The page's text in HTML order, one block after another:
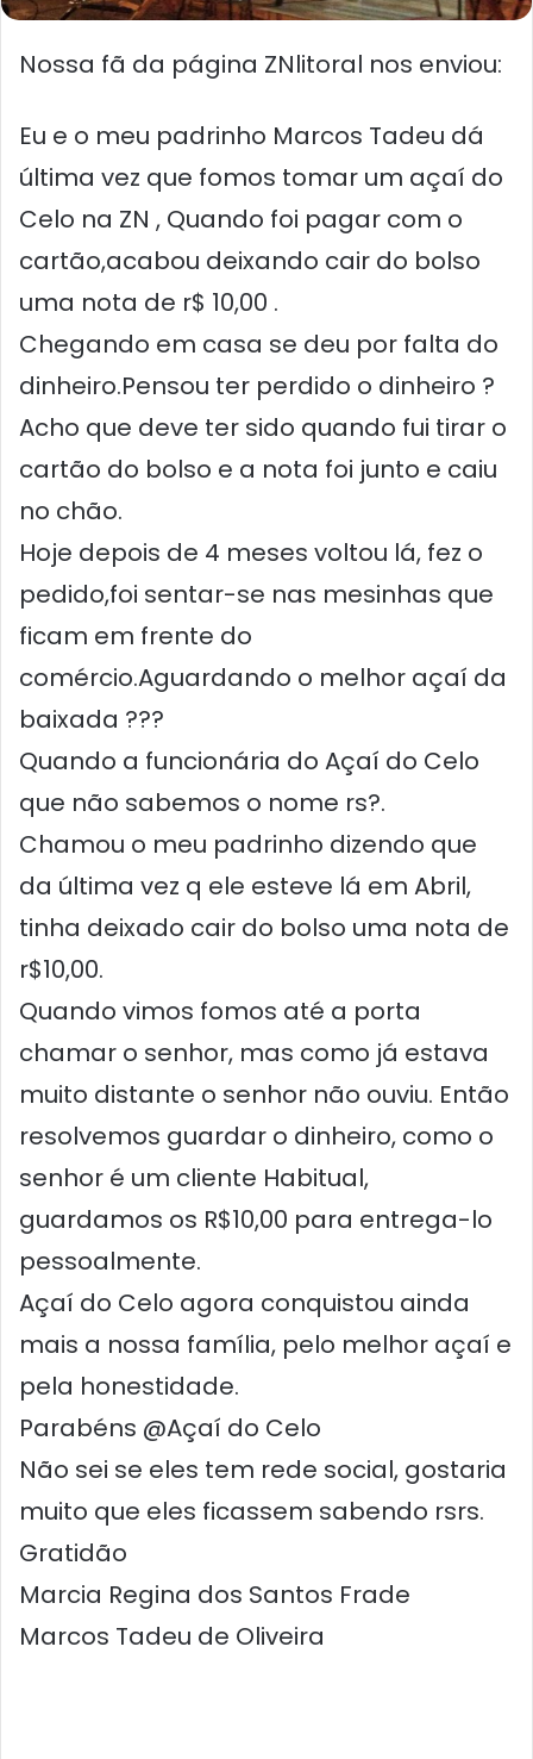
Nossa fã da página ZNlitoral nos enviou:
Eu e o meu padrinho Marcos Tadeu dá
última vez que fomos tomar um açaí do
Celo na ZN , Quando foi pagar com o
cartão,acabou deixando cair do bolso
uma nota de r$ 10,00 .
Chegando em casa se deu por falta do
dinheiro.Pensou ter perdido o dinheiro ?
Acho que deve ter sido quando fui tirar o
cartão do bolso e a nota foi junto e caiu
no chão.
Hoje depois de 4 meses voltou lá, fez o
pedido,foi sentar-se nas mesinhas que
ficam em frente do
comércio.Aguardando o melhor açaí da
baixada ???
Quando a funcionária do Açaí do Celo
que não sabemos o nome rs?.
Chamou o meu padrinho dizendo que
da última vez q ele esteve lá em Abril,
tinha deixado cair do bolso uma nota de
r$10,00.
Quando vimos fomos até a porta
chamar o senhor, mas como já estava
muito distante o senhor não ouviu. Então
resolvemos guardar o dinheiro, como o
senhor é um cliente Habitual,
guardamos os R$10,00 para entrega-lo
pessoalmente.
Açaí do Celo agora conquistou ainda
mais a nossa família, pelo melhor açaí e
pela honestidade.
Parabéns @Açaí do Celo
Não sei se eles tem rede social, gostaria
muito que eles ficassem sabendo rsrs.
Gratidão
Marcia Regina dos Santos Frade
Marcos Tadeu de Oliveira